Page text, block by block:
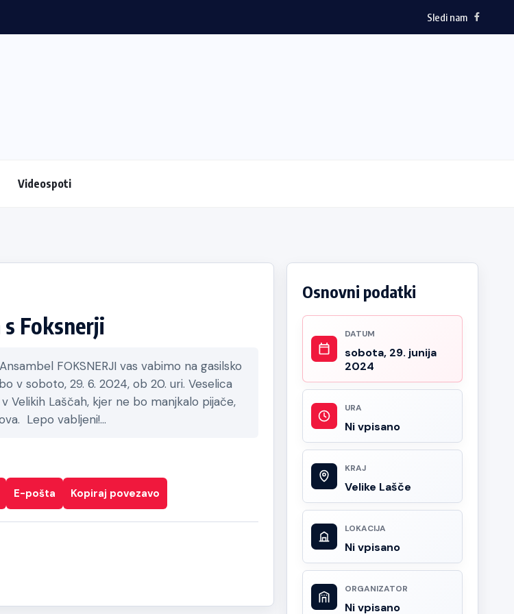
Sledi nam
Videospoti
s Foksnerji
FOKSNERJI vas vabimo na gasilsko
v soboto, 29. 6. 2024, ob 20. uri. Veselica
Velikih Laščah, kjer ne bo manjkalo pijače,
Lepo vabljeni!…
E-pošta Kopiraj povezavo
Osnovni podatki
DATUM
sobota, 29. junija
2024
URA
Ni vpisano
KRAJ
Velike Lašče
LOKACIJA
Ni vpisano
ORGANIZATOR
Ni vpisano